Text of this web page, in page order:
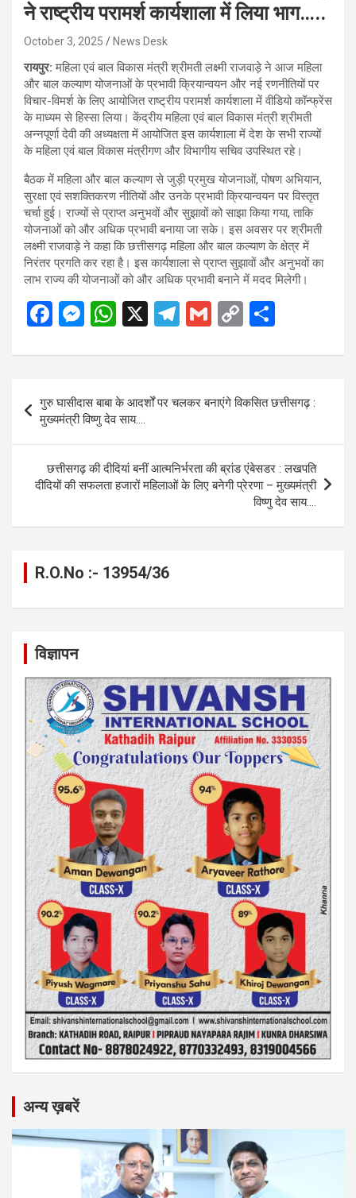
ने राष्ट्रीय परामर्श कार्यशाला में लिया भाग…..
October 3, 2025 News Desk
रायपुर:महिला एवं बाल विकास मंत्री श्रीमती लक्ष्मी राजवाड़े ने आज महिला
और बाल कल्याण योजनाओं के प्रभावी क्रियान्वयन और नई रणनीतियों पर
विचार-विमर्श के लिए आयोजित राष्ट्रीय परामर्श कार्यशाला में वीडियो कॉन्फ्रेंस
के माध्यम से हिस्सा लिया। केंद्रीय महिला एवं बाल विकास मंत्री श्रीमती
अन्नपूर्णा देवी की अध्यक्षता में आयोजित इस कार्यशाला में देश के सभी राज्यों
के महिला एवं बाल विकास मंत्रीगण और विभागीय सचिव उपस्थित रहे।
बैठक में महिला और बाल कल्याण से जुड़ी प्रमुख योजनाओं, पोषण अभियान,
सुरक्षा एवं सशक्तिकरण नीतियों और उनके प्रभावी क्रियान्वयन पर विस्तृत
चर्चा हुई। राज्यों से प्राप्त अनुभवों और सुझावों को साझा किया गया, ताकि
योजनाओं को और अधिक प्रभावी बनाया जा सके। इस अवसर पर श्रीमती
लक्ष्मी राजवाड़े ने कहा कि छत्तीसगढ़ महिला और बाल कल्याण के क्षेत्र में
निरंतर प्रगति कर रहा है। इस कार्यशाला से प्राप्त सुझावों और अनुभवों का
लाभ राज्य की योजनाओं को और अधिक प्रभावी बनाने में मदद मिलेगी।
F
ce
o
o
k
M
se
g
er
W
at
s
A
p
p
X
T
e
a
m
G
ail
C
py
Li
n
k
ar
e
navigation
गुरु घासीदास बाबा के आदर्शों पर चलकर बनाएंगे विकसित छत्तीसगढ़ :
मुख्यमंत्री विष्णु देव साय….
छत्तीसगढ़ की दीदियां बनीं आत्मनिर्भरता की ब्रांड एंबेसडर : लखपति
दीदियों की सफलता हजारों महिलाओं के लिए बनेगी प्रेरणा – मुख्यमंत्री
विष्णु देव साय….
R.O.No :- 13954/36
विज्ञापन
अन्य ख़बरें